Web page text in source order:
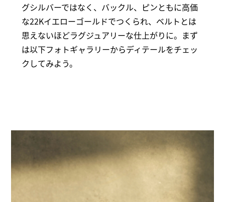
グシルバーではなく、バックル、ピンともに高価
な22Kイエローゴールドでつくられ、ベルトとは
思えないほどラグジュアリーな仕上がりに。まず
は以下フォトギャラリーからディテールをチェッ
クしてみよう。